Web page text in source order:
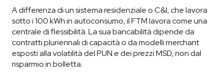
A differenza di un sistema residenziale o C&I, che lavora
sotto i 100 kWh in autoconsumo, il FTM lavora come una
centrale di flessibilità. La sua bancabilità dipende da
contratti pluriennali di capacità o da modelli merchant
esposti alla volatilità del PUN e dei prezzi MSD, non dal
risparmio in bolletta.